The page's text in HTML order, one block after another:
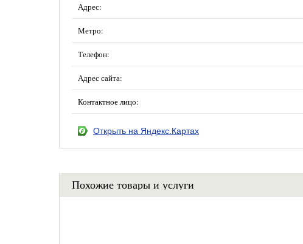
Адрес:
Метро:
Телефон:
Адрес сайта:
Контактное лицо:
Открыть на Яндекс.Картах
Похожие товары и услуги